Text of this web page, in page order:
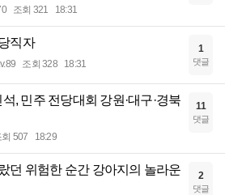
조회 321 18:31
직자
조회 328 18:31
1
댓글
석, 민주 전당대회 강원·대구·경북
회 507 18:29
11
댓글
던 위험한 순간 강아지의 놀라운
2
댓글